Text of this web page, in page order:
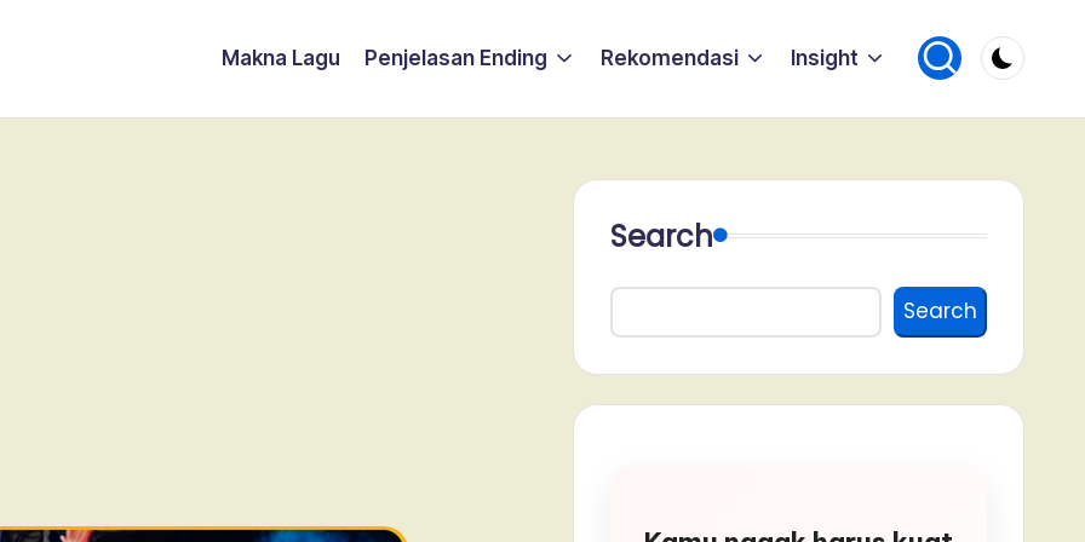
Makna Lagu Penjelasan Ending Rekomendasi Insight
Search
Search